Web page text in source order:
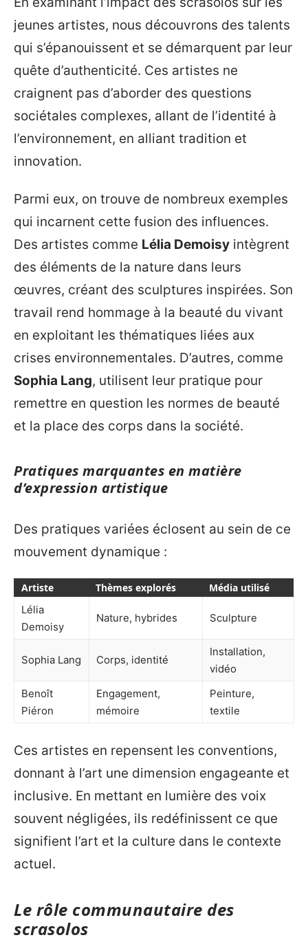
jeunes artistes, nous découvrons des talents
qui s’épanouissent et se démarquent par leur
quête d’authenticité. Ces artistes ne
craignent pas d’aborder des questions
sociétales complexes, allant de l’identité à
l’environnement, en alliant tradition et
innovation.
Parmi eux, on trouve de nombreux exemples
qui incarnent cette fusion des influences.
Des artistes comme Lélia Demoisy intègrent
des éléments de la nature dans leurs
œuvres, créant des sculptures inspirées. Son
travail rend hommage à la beauté du vivant
en exploitant les thématiques liées aux
crises environnementales. D’autres, comme
Sophia Lang, utilisent leur pratique pour
remettre en question les normes de beauté
et la place des corps dans la société.
Pratiques marquantes en matière
d’expression artistique
Des pratiques variées éclosent au sein de ce
mouvement dynamique :
Artiste Thèmes explorés
Média utilisé
Lélia
Demoisy
Nature, hybrides Sculpture
Sophia Lang Corps, identité
Installation,
vidéo
Benoît
Piéron
Engagement,
mémoire
Peinture,
textile
Ces artistes en repensent les conventions,
donnant à l’art une dimension engageante et
inclusive. En mettant en lumière des voix
souvent négligées, ils redéfinissent ce que
signifient l’art et la culture dans le contexte
actuel.
Le rôle communautaire des
scrasolos